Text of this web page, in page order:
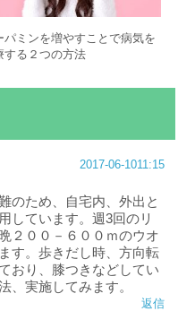
パミンを増やすことで病気を
する２つの方法
2017-06-1011:15
のため、自宅内、外出と
しています。週3回のリ
２００－６００ｍのウオ
す。歩きだし時、方向転
おり、膝つきなどしてい
、実施してみます。
返信